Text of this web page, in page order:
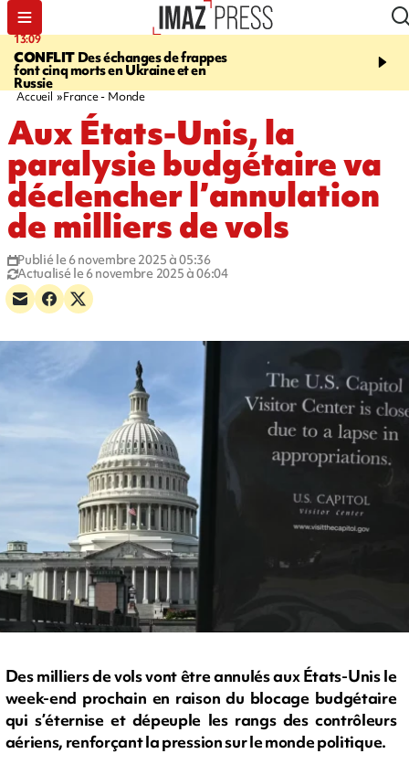
13:09
CONFLIT Des échanges de frappes
font cinq morts en Ukraine et en
Russie
17:14
Quatre
européennes pour les
Accueil France - Monde
Aux États-Unis, la
paralysie budgétaire va
déclencher l’annulation
de milliers de vols
Publié le 6 novembre 2025 à 05:36
Actualisé le 6 novembre 2025 à 06:04
Des milliers de vols vont être annulés aux États-Unis le
week-end prochain en raison du blocage budgétaire
qui s’éternise et dépeuple les rangs des contrôleurs
aériens, renforçant la pression sur le monde politique.